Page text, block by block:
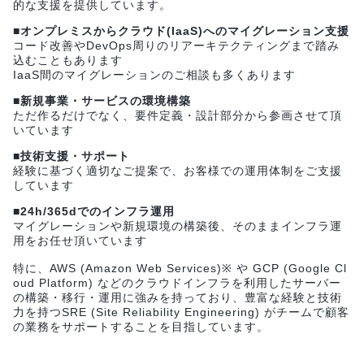
的な支援を提供しています。
■オンプレミスからクラウド(IaaS)へのマイグレーション支援
コード改善やDevOps周りのリアーキテクティングまで踏み
込むこともあります
IaaS間のマイグレーションのご相談も多くあります
■新規事業・サービスの環境構築
ただ作るだけでなく、要件定義・設計部分から参画させて頂
いています
■技術支援・サポート
経験に基づく適切なご提案で、お客様での運用体制をご支援
しています
■24h/365dでのインフラ運用
マイグレーションや新規環境の構築後、そのままインフラ運
用をお任せ頂いています
特に、AWS (Amazon Web Services)※ や GCP (Google Cl
oud Platform) などのクラウドインフラを利用したサーバー
の構築・移行・運用に強みを持っており、豊富な経験と技術
力を持つSRE (Site Reliability Engineering) がチームで顧客
の業務をサポートすることを目指しています。